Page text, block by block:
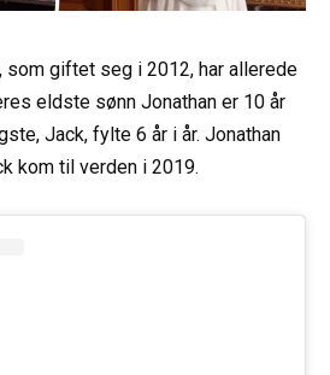
som giftet seg i 2012, har allerede
eldste sønn Jonathan er 10 år
Jack, fylte 6 år i år. Jonathan
kom til verden i 2019.